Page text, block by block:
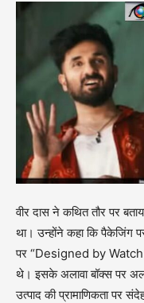
वीर दास ने कथित तौर पर
था। उन्होंने कहा कि पैकेजिंग
पर “Designed by Watch
थे। इसके अलावा बॉक्स पर
उत्पाद की प्रामाणिकता पर